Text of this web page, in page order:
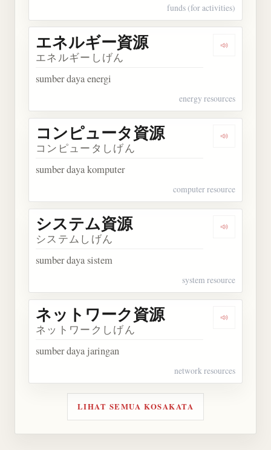
funds (for activities)
Dengarkan
エネルギー資源
エネルギーしげん
sumber daya energi
energy resources
Dengarkan
コンピュータ資源
コンピュータしげん
sumber daya komputer
computer resource
Dengarkan
システム資源
システムしげん
sumber daya sistem
system resource
Dengarkan
ネットワーク資源
ネットワークしげん
sumber daya jaringan
network resources
LIHAT SEMUA KOSAKATA